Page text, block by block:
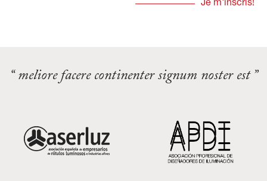
“ meliore facere continenter signum noster est ”